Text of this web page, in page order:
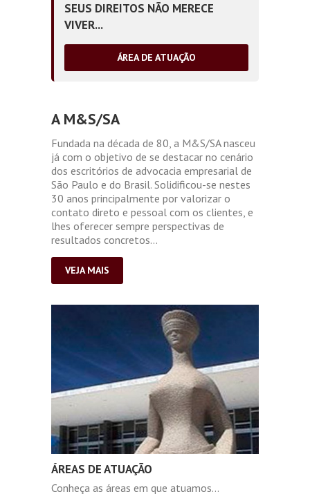
SEUS DIREITOS NÃO MERECE
VIVER...
ÁREA DE ATUAÇÃO
A M&S/SA
Fundada na década de 80, a M&S/SA nasceu
já com o objetivo de se destacar no cenário
dos escritórios de advocacia empresarial de
São Paulo e do Brasil. Solidificou-se nestes
30 anos principalmente por valorizar o
contato direto e pessoal com os clientes, e
lhes oferecer sempre perspectivas de
resultados concretos...
VEJA MAIS
ÁREAS DE ATUAÇÃO
Conheça as áreas em que atuamos...